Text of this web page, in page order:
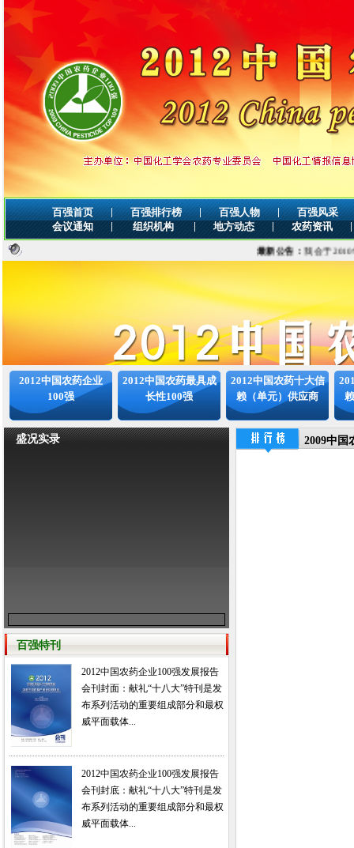
百强首页 | 百强排行榜 | 百强人物 |
百强风采
会议通知
| 组织机构 | 地方动态 | 农药资讯 |
最新公告：我会于2010年
2012中国农药企业
100强
2012中国农药最具成
长性100强
2012中国农药十大信
赖（单元）供应商
盛况实录
百强特刊
2012中国农药企业100强发展报告
会刊封面：献礼“十八大”特刊是发
布系列活动的重要组成部分和最权
威平面载体...
2012中国农药企业100强发展报告
会刊封底：献礼“十八大”特刊是发
布系列活动的重要组成部分和最权
威平面载体...
2009中国